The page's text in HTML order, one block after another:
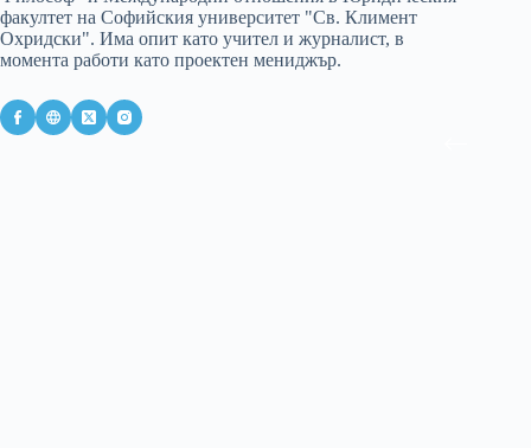
факултет на Софийския университет "Св. Климент
Охридски". Има опит като учител и журналист, в
момента работи като проектен мениджър.